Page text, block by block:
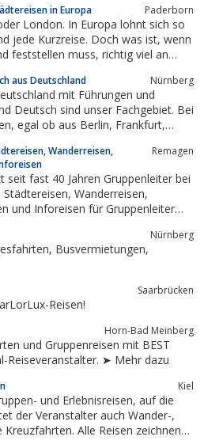
in Europa Paderborn
Kurzreise. Doch was ist, wenn
muss, richtig viel an
Sehenswürdigkeiten für eine
aus Deutschland Nürnberg
mit Führungen und
Deutsch sind unser Fachgebiet. Bei
nach Frankreich Paris po
Wanderreisen,
Remagen
seit fast 40 Jahren Gruppenleiter bei
Nürnberg
Busvermietungen,
Saarbrücken
Reisen!
Horn-Bad Meinberg
und Gruppenreisen mit BEST
Spezial-Reiseveranstalter. ➤ Mehr dazu
Kiel
und Erlebnisreisen, auf die
Alle Reisen zeichnen